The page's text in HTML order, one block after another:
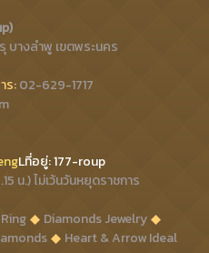
บางลำพู เขตพระนคร
ร:02-629-1717
Lที่อยู่: 177-roup
น.) ไม่เว้นวันหยุดราชการ
Diamonds Jewelry
Heart & Arrow Ideal